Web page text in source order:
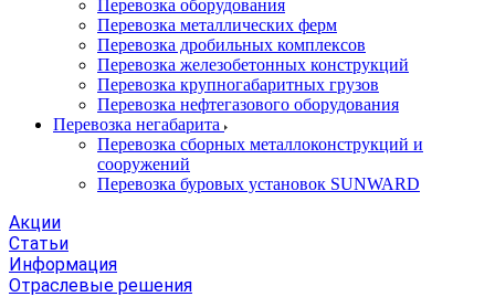
Перевозка оборудования
Перевозка металлических ферм
Перевозка дробильных комплексов
Перевозка железобетонных конструкций
Перевозка крупногабаритных грузов
Перевозка нефтегазового оборудования
Перевозка негабарита
Перевозка сборных металлоконструкций и
сооружений
Перевозка буровых установок SUNWARD
Акции
Статьи
Информация
Отраслевые решения